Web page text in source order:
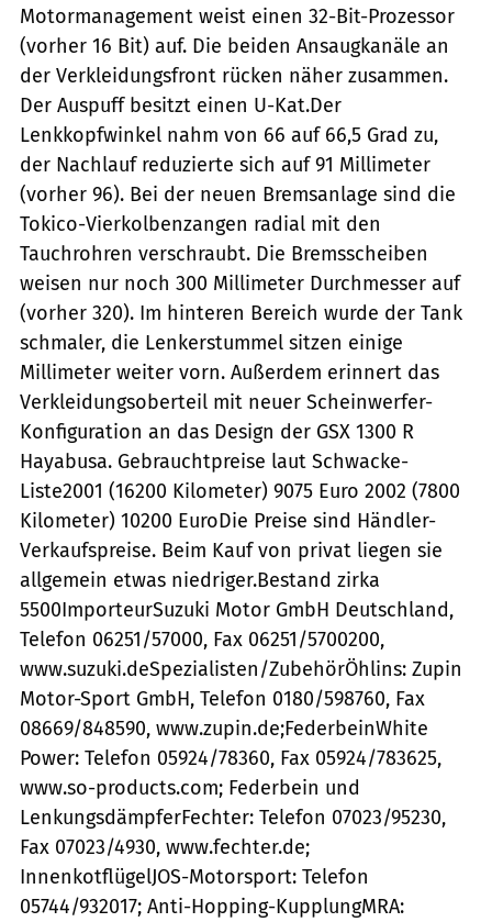
Motormanagement weist einen 32-Bit-Prozessor
(vorher 16 Bit) auf. Die beiden Ansaugkanäle an
der Verkleidungsfront rücken näher zusammen.
Der Auspuff besitzt einen U-Kat.Der
Lenkkopfwinkel nahm von 66 auf 66,5 Grad zu,
der Nachlauf reduzierte sich auf 91 Millimeter
(vorher 96). Bei der neuen Bremsanlage sind die
Tokico-Vierkolbenzangen radial mit den
Tauchrohren verschraubt. Die Bremsscheiben
weisen nur noch 300 Millimeter Durchmesser auf
(vorher 320). Im hinteren Bereich wurde der Tank
schmaler, die Lenkerstummel sitzen einige
Millimeter weiter vorn. Außerdem erinnert das
Verkleidungsoberteil mit neuer Scheinwerfer-
Konfiguration an das Design der GSX 1300 R
Hayabusa. Gebrauchtpreise laut Schwacke-
Liste2001 (16200 Kilometer) 9075 Euro 2002 (7800
Kilometer) 10200 EuroDie Preise sind Händler-
Verkaufspreise. Beim Kauf von privat liegen sie
allgemein etwas niedriger.Bestand zirka
5500ImporteurSuzuki Motor GmbH Deutschland,
Telefon 06251/57000, Fax 06251/5700200,
www.suzuki.deSpezialisten/ZubehörÖhlins: Zupin
Motor-Sport GmbH, Telefon 0180/598760, Fax
08669/848590, www.zupin.de;FederbeinWhite
Power: Telefon 05924/78360, Fax 05924/783625,
www.so-products.com; Federbein und
LenkungsdämpferFechter: Telefon 07023/95230,
Fax 07023/4930, www.fechter.de;
InnenkotflügelJOS-Motorsport: Telefon
05744/932017; Anti-Hopping-KupplungMRA: